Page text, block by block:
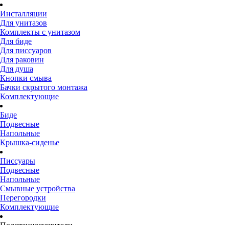
Инсталляции
Для унитазов
Комплекты с унитазом
Для биде
Для писсуаров
Для раковин
Для душа
Кнопки смыва
Бачки скрытого монтажа
Комплектующие
Биде
Подвесные
Напольные
Крышка-сиденье
Писсуары
Подвесные
Напольные
Смывные устройства
Перегородки
Комплектующие